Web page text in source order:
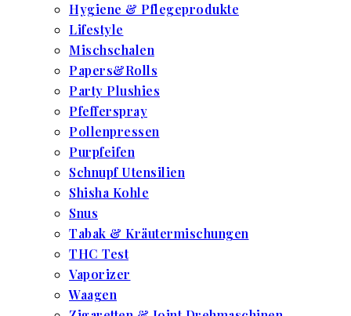
Hygiene & Pflegeprodukte
Lifestyle
Mischschalen
Papers&Rolls
Party Plushies
Pfefferspray
Pollenpressen
Purpfeifen
Schnupf Utensilien
Shisha Kohle
Snus
Tabak & Kräutermischungen
THC Test
Vaporizer
Waagen